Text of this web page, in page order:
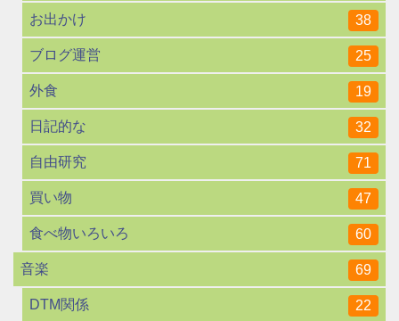
お出かけ 38
ブログ運営 25
外食 19
日記的な 32
自由研究 71
買い物 47
食べ物いろいろ 60
音楽 69
DTM関係 22